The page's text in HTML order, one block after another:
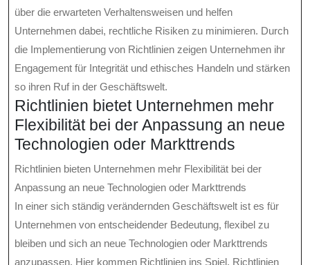
über die erwarteten Verhaltensweisen und helfen
Unternehmen dabei, rechtliche Risiken zu minimieren. Durch
die Implementierung von Richtlinien zeigen Unternehmen ihr
Engagement für Integrität und ethisches Handeln und stärken
so ihren Ruf in der Geschäftswelt.
Richtlinien bietet Unternehmen mehr
Flexibilität bei der Anpassung an neue
Technologien oder Markttrends
Richtlinien bieten Unternehmen mehr Flexibilität bei der
Anpassung an neue Technologien oder Markttrends
In einer sich ständig verändernden Geschäftswelt ist es für
Unternehmen von entscheidender Bedeutung, flexibel zu
bleiben und sich an neue Technologien oder Markttrends
anzupassen. Hier kommen Richtlinien ins Spiel. Richtlinien